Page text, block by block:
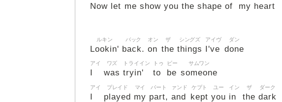
Now let me show you the shape of my heart
Lookin'
ルキン
back.
バック
on
オン
the
ザ
things
シングズ
I've
アイヴ
done
ダン
アイ
was
ワズ
tryin'
トライイン
to
トゥ
be
ビー
someone
サムワン
I
アイ
played
プレイド
my
マイ
part,
パート
and
ァンド
kept
ケプト
you
ユー
in
イン
the
ザ
dark
ダーク